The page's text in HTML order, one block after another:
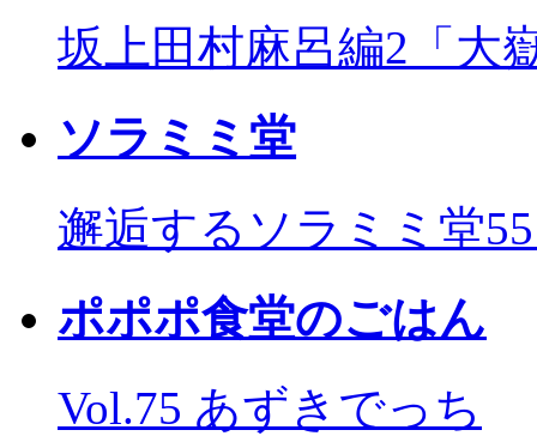
坂上田村麻呂編2「大
ソラミミ堂
邂逅するソラミミ堂
ポポポ食堂のごはん
Vol.75 あずきでっち